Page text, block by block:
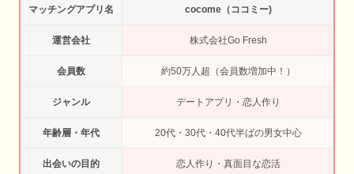
マッチングアプリ名 cocome（ココミー)
運営会社 株式会社Go Fresh
会員数 約50万人超（会員数増加中！）
ジャンル デートアプリ・恋人作り
年齢層・年代 20代・30代・40代半ばの男女中心
出会いの目的 恋人作り・真面目な恋活